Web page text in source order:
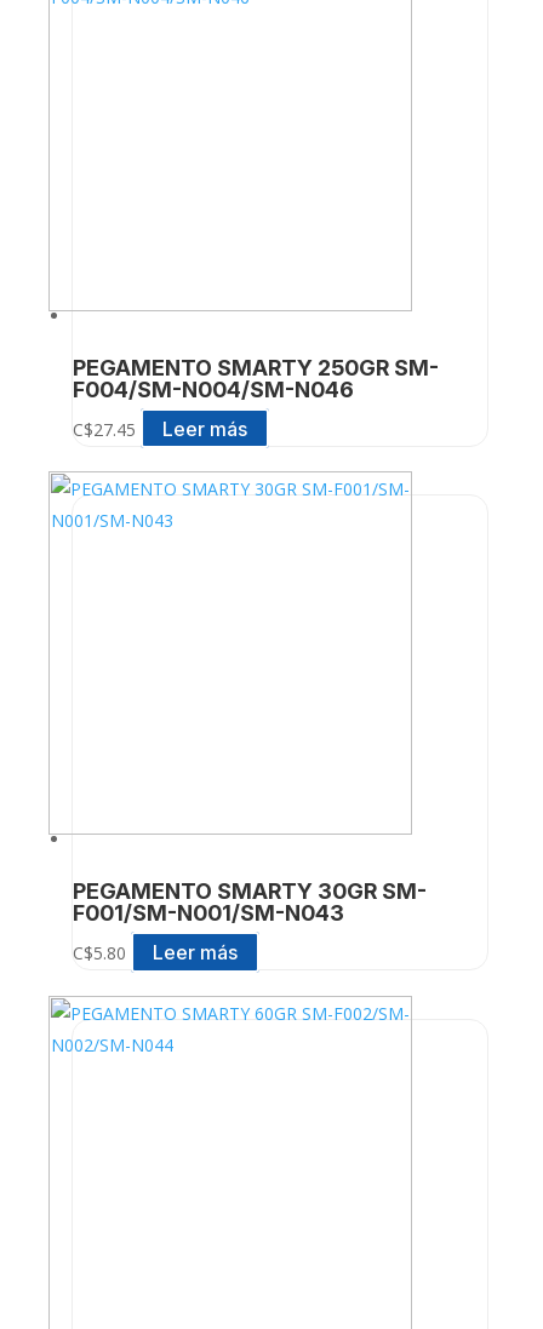
PEGAMENTO SMARTY 250GR SM-
F004/SM-N004/SM-N046
C$27.45 Leer más
PEGAMENTO SMARTY 30GR SM-
F001/SM-N001/SM-N043
C$5.80 Leer más